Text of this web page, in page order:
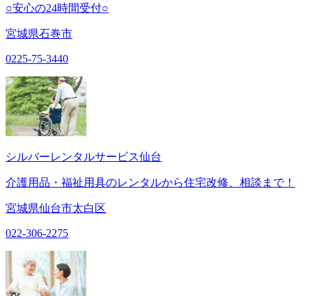
○安心の24時間受付○
宮城県石巻市
0225-75-3440
シルバーレンタルサービス仙台
介護用品・福祉用具のレンタルから住宅改修、相談まで！
宮城県仙台市太白区
022-306-2275